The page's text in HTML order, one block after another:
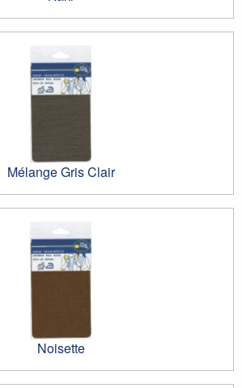
Mélange Gris Clair
Noisette